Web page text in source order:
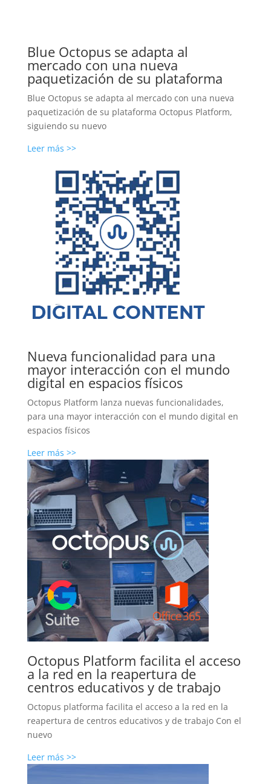
Blue Octopus se adapta al
mercado con una nueva
paquetización de su plataforma
Blue Octopus se adapta al mercado con una nueva
paquetización de su plataforma Octopus Platform,
siguiendo su nuevo
Leer más >>
Nueva funcionalidad para una
mayor interacción con el mundo
digital en espacios físicos
Octopus Platform lanza nuevas funcionalidades,
para una mayor interacción con el mundo digital en
espacios físicos
Leer más >>
Octopus Platform facilita el acceso
a la red en la reapertura de
centros educativos y de trabajo
Octopus platforma facilita el acceso a la red en la
reapertura de centros educativos y de trabajo Con el
nuevo
Leer más >>